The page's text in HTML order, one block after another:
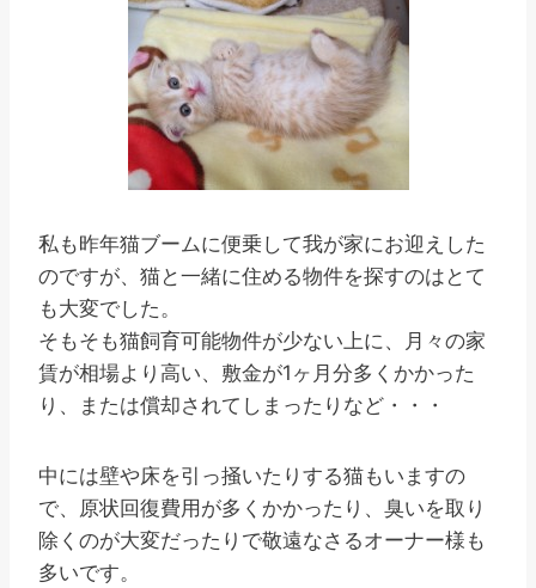
私も昨年猫ブームに便乗して我が家にお迎えした
のですが、猫と一緒に住める物件を探すのはとて
も大変でした。
そもそも猫飼育可能物件が少ない上に、月々の家
賃が相場より高い、敷金が1ヶ月分多くかかった
り、または償却されてしまったりなど・・・
中には壁や床を引っ掻いたりする猫もいますの
で、原状回復費用が多くかかったり、臭いを取り
除くのが大変だったりで敬遠なさるオーナー様も
多いです。